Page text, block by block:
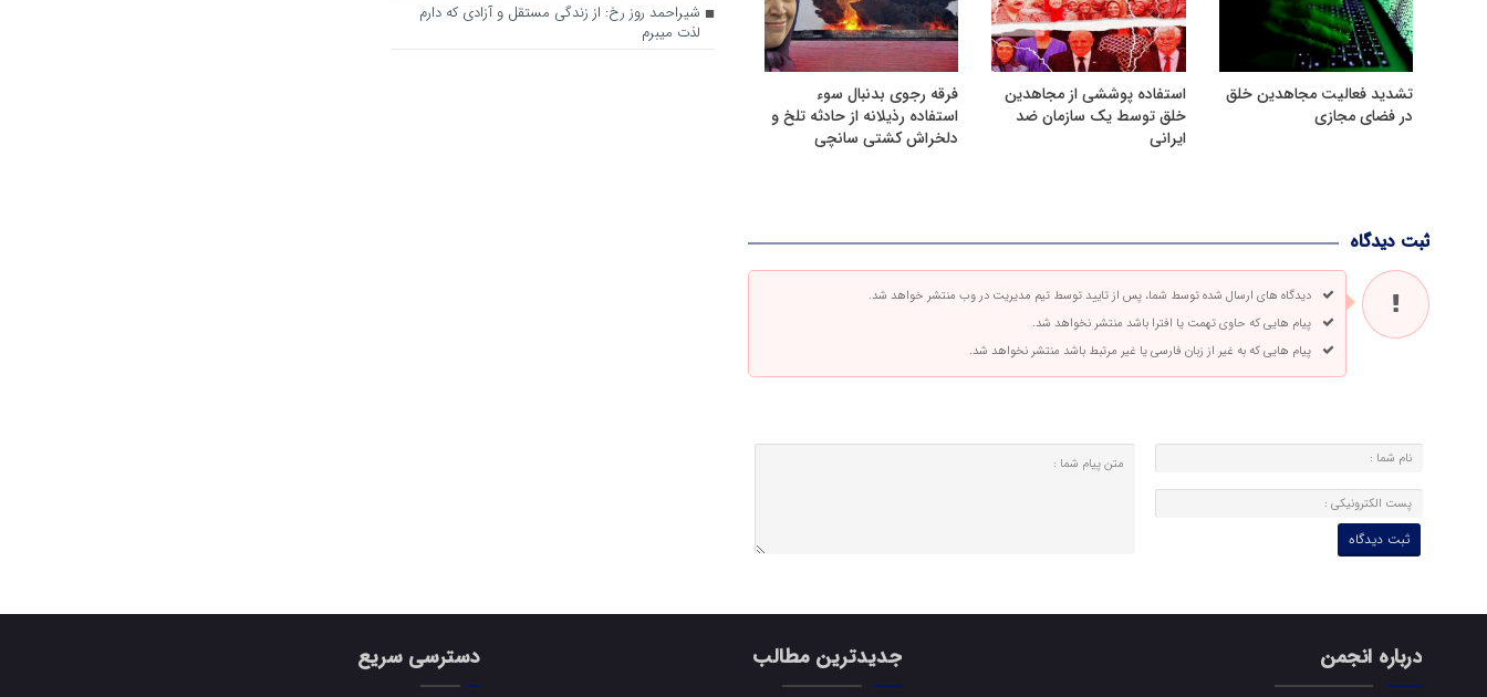
تشدید فعالیت مجاهدین خلق
در فضای مجازی
استفاده پوششی از مجاهدین
خلق توسط یک سازمان ضد
ایرانی
فرقه رجوی بدنبال سوء
استفاده رذیلانه از حادثه تلخ و
دلخراش کشتی سانچی
ثبت دیدگاه
دیدگاه های ارسال شده توسط شما، پس از تایید توسط تیم مدیریت در وب منتشر خواهد شد.
پیام هایی که حاوی تهمت یا افترا باشد منتشر نخواهد شد.
پیام هایی که به غیر از زبان فارسی یا غیر مرتبط باشد منتشر نخواهد شد.
شیراحمد روز رخ: از زندگی مستقل و آزادی که دارم
لذت میبرم
درباره انجمن جدیدترین مطالب دسترسی سریع